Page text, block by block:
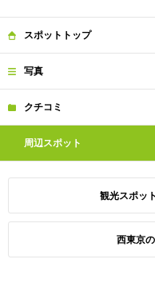
スポット トップ
写真
クチコミ
周辺スポット
観光スポッ
西東京